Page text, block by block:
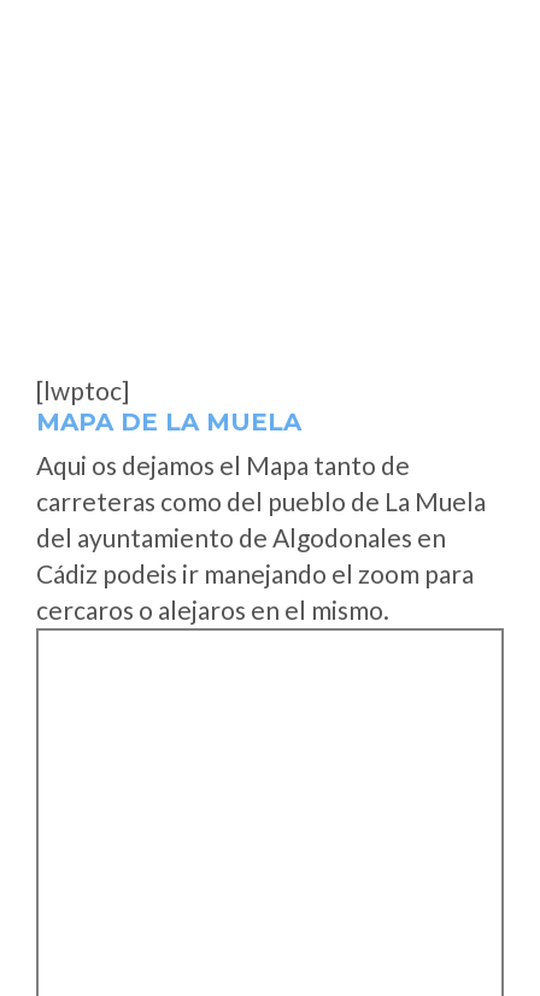
[lwptoc]
MAPA DE LA MUELA
Aqui os dejamos el Mapa tanto de
carreteras como del pueblo de La Muela
del ayuntamiento de Algodonales en
Cádiz podeis ir manejando el zoom para
cercaros o alejaros en el mismo.